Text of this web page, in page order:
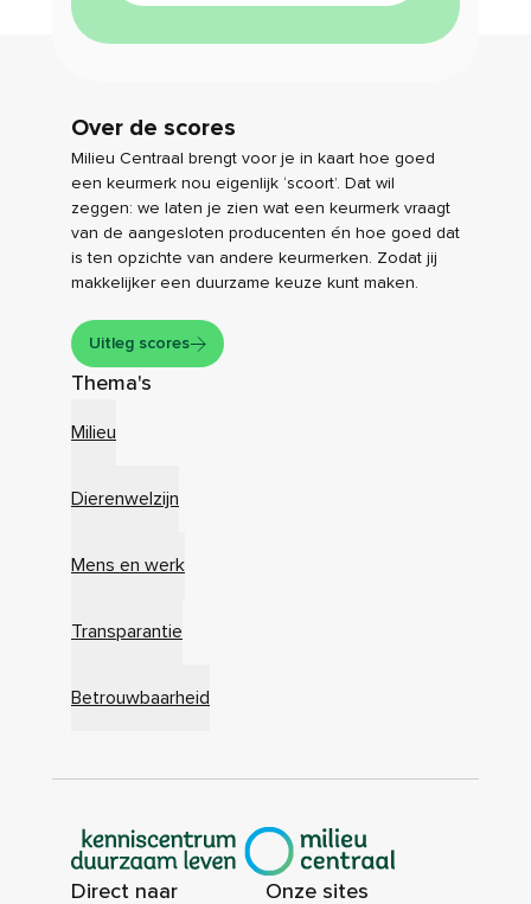
Over de scores
Milieu Centraal brengt voor je in kaart hoe goed
een keurmerk nou eigenlijk ‘scoort’. Dat wil
zeggen: we laten je zien wat een keurmerk vraagt
van de aangesloten producenten én hoe goed dat
is ten opzichte van andere keurmerken. Zodat jij
makkelijker een duurzame keuze kunt maken.
Uitleg scores
Thema's
Milieu
Dierenwelzijn
Mens en werk
Transparantie
Betrouwbaarheid
|
Direct naar Onze sites